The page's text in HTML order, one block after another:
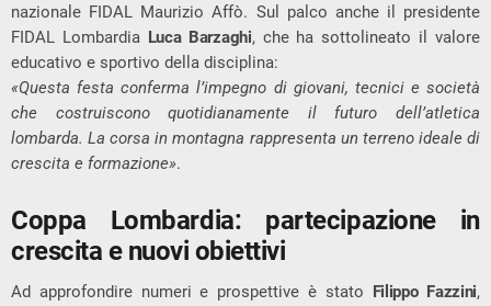
nazionale FIDAL Maurizio Affò. Sul palco anche il presidente
FIDAL Lombardia Luca Barzaghi, che ha sottolineato il valore
educativo e sportivo della disciplina:
«Questa festa conferma l’impegno di giovani, tecnici e società
che costruiscono quotidianamente il futuro dell’atletica
lombarda. La corsa in montagna rappresenta un terreno ideale di
crescita e formazione».
Coppa Lombardia: partecipazione in
crescita e nuovi obiettivi
Ad approfondire numeri e prospettive è stato Filippo Fazzini,